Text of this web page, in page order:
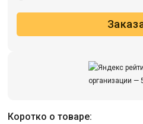
Коротко о товаре: